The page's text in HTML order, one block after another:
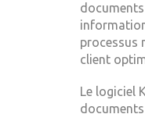
processus
client
Le logiciel